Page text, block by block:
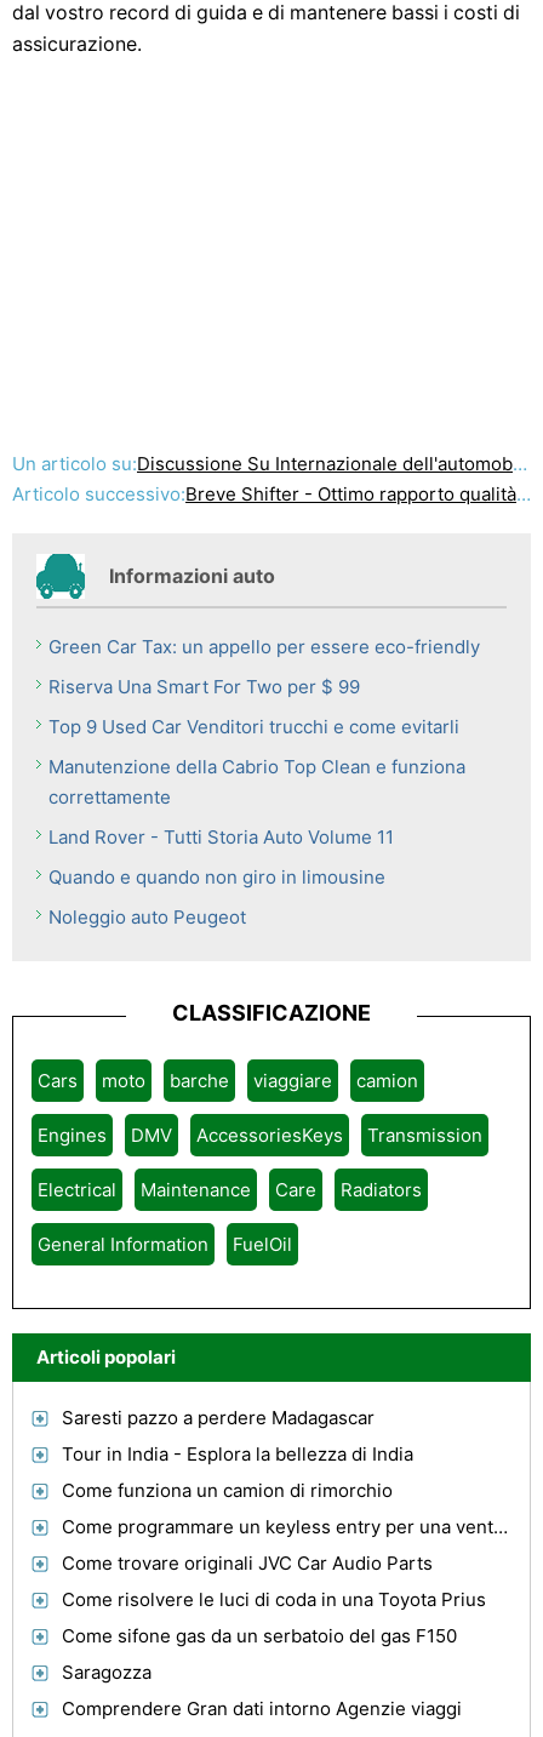
dal vostro record di guida e di mantenere bassi i costi di
assicurazione.
Un articolo su:Discussione Su Internazionale dell'automobile di trasporto per l'Australia
Articolo successivo:Breve Shifter - Ottimo rapporto qualità prezzo
Informazioni auto
Green Car Tax: un appello per essere eco-friendly
Riserva Una Smart For Two per $ 99
Top 9 Used Car Venditori trucchi e come evitarli
Manutenzione della Cabrio Top Clean e funziona
correttamente
Land Rover - Tutti Storia Auto Volume 11
Quando e quando non giro in limousine
Noleggio auto Peugeot
CLASSIFICAZIONE
Cars moto barche viaggiare camion
Engines DMV AccessoriesKeys Transmission
Electrical Maintenance Care Radiators
General Information FuelOil
Articoli popolari
Saresti pazzo a perdere Madagascar
Tour in India - Esplora la bellezza di India
Come funziona un camion di rimorchio
Come programmare un keyless entry per una venture Chevy
Come trovare originali JVC Car Audio Parts
Come risolvere le luci di coda in una Toyota Prius
Come sifone gas da un serbatoio del gas F150
Saragozza
Comprendere Gran dati intorno Agenzie viaggi